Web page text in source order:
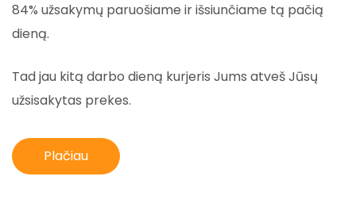
84% užsakymų paruošiame ir išsiunčiame tą pačią
dieną.
Tad jau kitą darbo dieną kurjeris Jums atveš Jūsų
užsisakytas prekes.
Plačiau